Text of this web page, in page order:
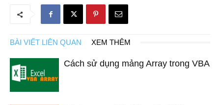
BÀI VIẾT LIÊN QUAN XEM THÊM
Cách sử dụng mảng Array trong VBA